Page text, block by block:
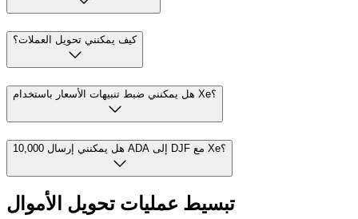
كيف يمكنني تحويل العملات؟
هل يمكنني ضبط تنبيهات الأسعار باستخدام Xe؟
هل يمكنني إرسال 10,000 ADA إلى DJF مع Xe؟
تبسيط عمليات تحويل الأموال